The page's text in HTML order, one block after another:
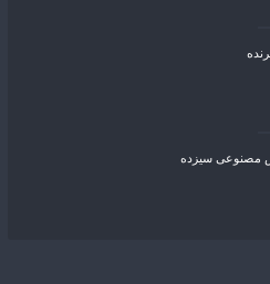
مصنوعی سیزده